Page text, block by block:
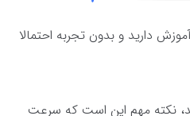
آموزش دارید و بدون تجربه احتمالا
نکته مهم این است که سرعت